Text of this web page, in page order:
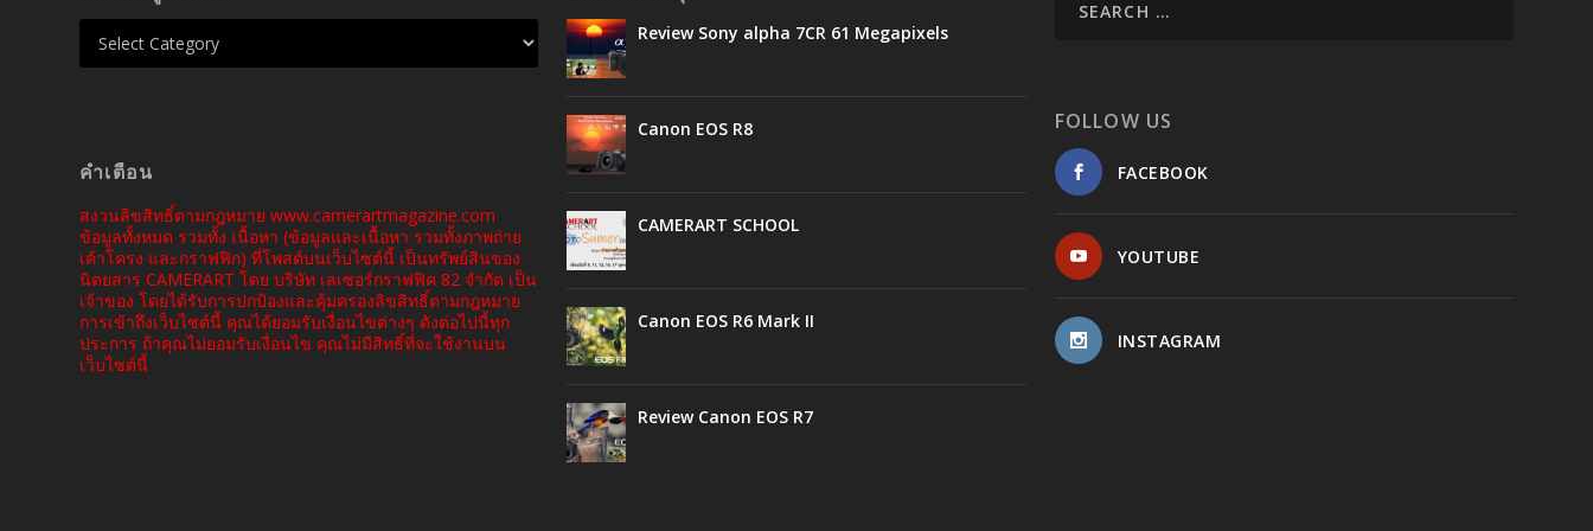
คำเตือน
สงวนลิขสิทธิ์ตามกฎหมาย www.camerartmagazine.com
ข้อมูลทั้งหมด รวมทั้ง เนื้อหา (ข้อมูลและเนื้อหา รวมทั้งภาพถ่าย
เค้าโครง และกราฟฟิก) ที่โพสต์บนเว็บไซต์นี้ เป็นทรัพย์สินของ
นิตยสาร CAMERART โดย บริษัท เลเซอร์กราฟฟิค 82 จำกัด เป็น
เจ้าของ โดยได้รับการปกป้องและคุ้มครองลิขสิทธิ์ตามกฎหมาย
การเข้าถึงเว็บไซต์นี้ คุณได้ยอมรับเงื่อนไขต่างๆ ดังต่อไปนี้ทุก
ประการ ถ้าคุณไม่ยอมรับเงื่อนไข คุณไม่มีสิทธิ์ที่จะใช้งานบน
เว็บไซต์นี้
Review Sony alpha 7CR 61 Megapixels
Canon EOS R8
CAMERART SCHOOL
Canon EOS R6 Mark II
Review Canon EOS R7
FOLLOW US
FACEBOOK
YOUTUBE
INSTAGRAM